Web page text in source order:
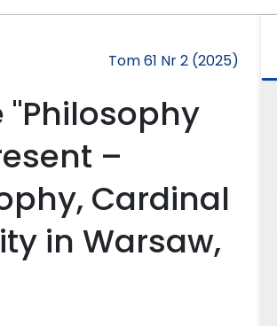
Tom 61 Nr 2 (2025)
"Philosophy
–
Cardinal
in Warsaw,